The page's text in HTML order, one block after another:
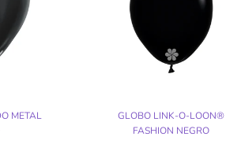
METAL
GLOBO LINK-O-LOON®
FASHION NEGRO